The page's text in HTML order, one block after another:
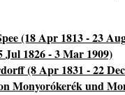
(18 Apr 1813 - 23
1826 - 3 Mar 1909)
(8 Apr 1831 - 22
Monyorókerék und